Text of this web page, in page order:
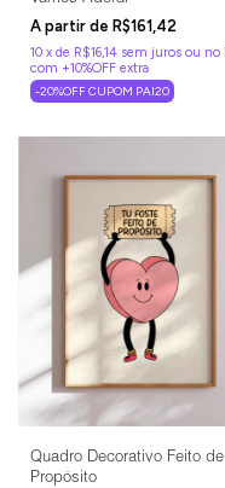
R$161,42
10 x de R$16,14 sem juros
-20%OFF CUPOM PAI20
Quadro Decorativo Feito de
Propósito